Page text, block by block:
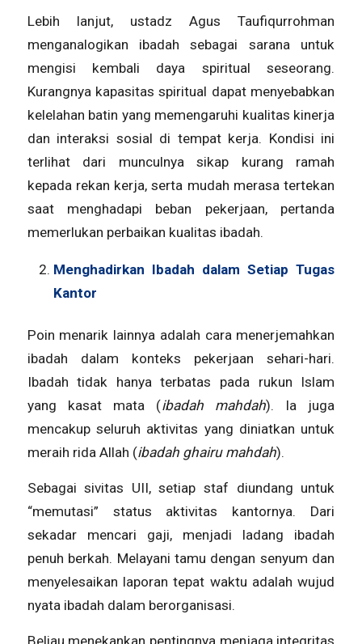
Lebih lanjut, ustadz Agus Taufiqurrohman
menganalogikan ibadah sebagai sarana untuk
mengisi kembali daya spiritual seseorang.
Kurangnya kapasitas spiritual dapat menyebabkan
kelelahan batin yang memengaruhi kualitas kinerja
dan interaksi sosial di tempat kerja. Kondisi ini
terlihat dari munculnya sikap kurang ramah
kepada rekan kerja, serta mudah merasa tertekan
saat menghadapi beban pekerjaan, pertanda
memerlukan perbaikan kualitas ibadah.
Menghadirkan Ibadah dalam Setiap Tugas
Kantor
Poin menarik lainnya adalah cara menerjemahkan
ibadah dalam konteks pekerjaan sehari-hari.
Ibadah tidak hanya terbatas pada rukun Islam
yang kasat mata (ibadah mahdah). Ia juga
mencakup seluruh aktivitas yang diniatkan untuk
meraih rida Allah (ibadah ghairu mahdah).
Sebagai sivitas UII, setiap staf diundang untuk
“memutasi” status aktivitas kantornya. Dari
sekadar mencari gaji, menjadi ladang ibadah
penuh berkah. Melayani tamu dengan senyum dan
menyelesaikan laporan tepat waktu adalah wujud
nyata ibadah dalam berorganisasi.
Beliau menekankan pentingnya menjaga integritas